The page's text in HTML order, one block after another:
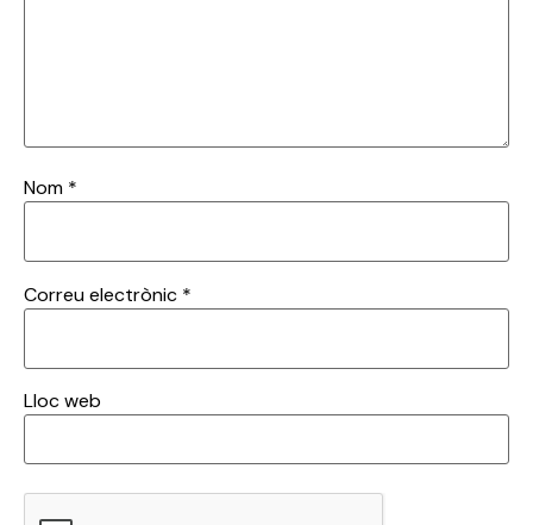
Nom *
Correu electrònic *
Lloc web